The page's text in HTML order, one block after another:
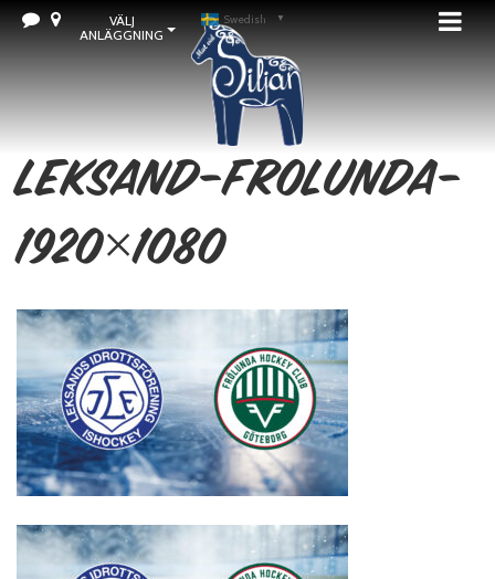
VÄLJ
ANLÄGGNING
Swedish ▼
Leksand-Frolunda-
1920×1080